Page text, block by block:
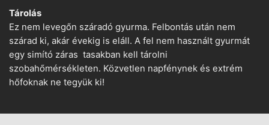
Tárolás
Ez nem levegőn száradó gyurma. Felbontás után nem
szárad ki, akár évekig is eláll. A fel nem használt gyurmát
egy simító záras tasakban kell tárolni
szobahőmérsékleten. Közvetlen napfénynek és extrém
hőfoknak ne tegyük ki!